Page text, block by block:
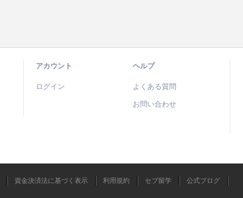
アカウント
ログイン
ヘルプ
よくある質問
お問い合わせ
資金決済法に基づく表示 利用規約 セブ留学 公式ブログ